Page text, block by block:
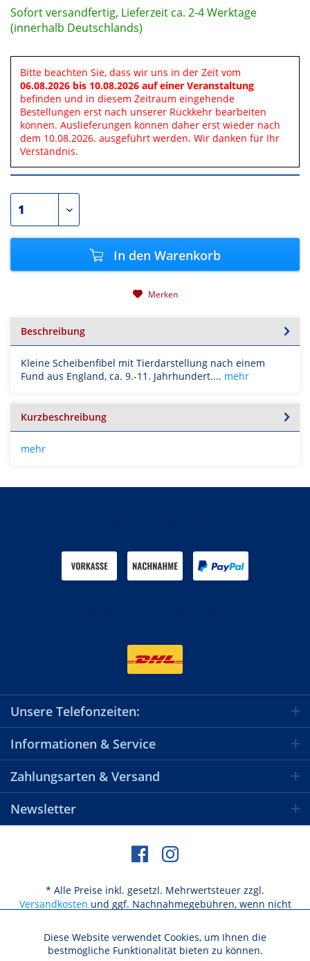
Sofort versandfertig, Lieferzeit ca. 2-4 Werktage
(innerhalb Deutschlands)
Bitte beachten Sie, dass wir uns in der Zeit vom
06.08.2026 bis 10.08.2026 auf einer Veranstaltung
befinden und in diesem Zeitraum eingehende
Bestellungen erst nach unserer Rückkehr bearbeiten
können. Auslieferungen können daher erst wieder nach
dem 10.08.2026. ausgeführt werden. Wir danken für Ihr
Verständnis.
In den Warenkorb
Merken
Beschreibung
Kleine Scheibenfibel mit Tierdarstellung nach einem
Fund aus England, ca. 9.-11. Jahrhundert.... mehr
Kurzbeschreibung
mehr
Unsere Telefonzeiten:
Informationen & Service
Zahlungsarten & Versand
Newsletter
* Alle Preise inkl. gesetzl. Mehrwertsteuer zzgl.
Versandkosten und ggf. Nachnahmegebühren, wenn nicht
Funktionale
Aktiv
Diese Website verwendet Cookies, um Ihnen die
bestmögliche Funktionalität bieten zu können.